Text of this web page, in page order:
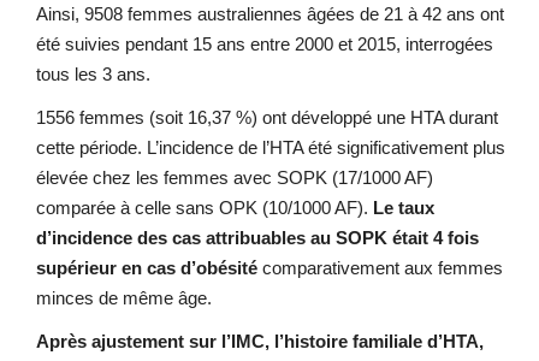
Ainsi, 9508 femmes australiennes âgées de 21 à 42 ans ont
été suivies pendant 15 ans entre 2000 et 2015, interrogées
tous les 3 ans.
1556 femmes (soit 16,37 %) ont développé une HTA durant
cette période. L’incidence de l’HTA été significativement plus
élevée chez les femmes avec SOPK (17/1000 AF)
comparée à celle sans OPK (10/1000 AF). Le taux
d’incidence des cas attribuables au SOPK était 4 fois
supérieur en cas d’obésité comparativement aux femmes
minces de même âge.
Après ajustement sur l’IMC, l’histoire familiale d’HTA,